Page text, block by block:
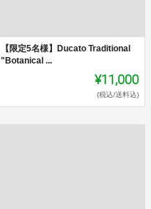
【限定5名様】Ducato Traditional
"Botanical ...
¥11,000
(税込/送料込)